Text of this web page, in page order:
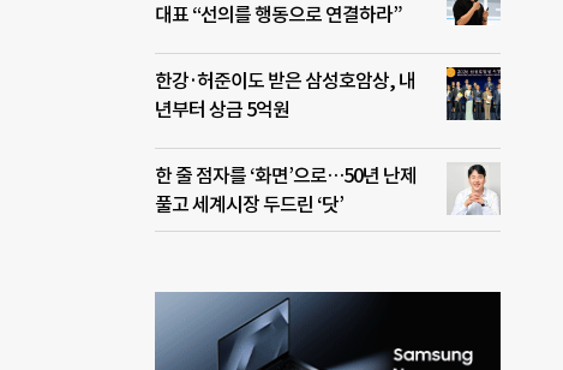
대표 “선의를 행동으로 연결하라”
한강·허준이도 받은 삼성호암상, 내
년부터 상금 5억원
한 줄 점자를 ‘화면’으로…50년 난제
풀고 세계시장 두드린 ‘닷’